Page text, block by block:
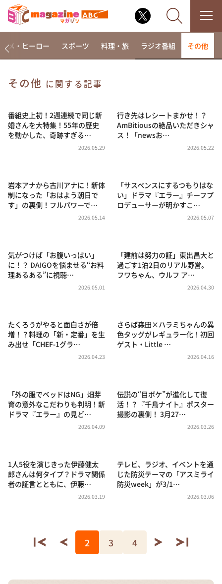
相席食堂
これ余談なんですけど・・・
～人生密着トークバラエティ！～ やすとものいたっ
news おかえり
河合＆A.B.C-Z塚田×福井アナ「なんでやねん！？」
（news おかえり）
朝だ！生です旅サラダ
教えて！ニュースライブ 正義のミカタ
ポツンと一軒家
ザキ山小屋本館
メ・ヒーロー スポーツ 料理・旅 ラジオ番組 その他
その他 に関する記事
番組史上初！2週連続で同じ新
婚さんを大特集！55年の歴史
を動かした、奇跡すぎる…
2026.05.29
行き先はレシートまかせ！？
AmBitiousの絶品いただきシャ
ス！「newsお…
2026.05.22
岩本アナから古川アナに！新体
制になった「おはよう朝日で
す」の裏側！フルパワーで…
2026.05.14
「サスペンスにするつもりはな
い」ドラマ『エラー』チーフプ
ロデューサーが明かすこ…
2026.05.07
気がつけば「お腹いっぱい」
に！？ DAIGOを悩ませる“お料
理あるある”に視聴…
2026.05.01
「建前は努力の証」東出昌大と
過ごす1泊2日のリアル野営。
フワちゃん、ウルフ ア…
2026.04.30
たくろうがやると面白さが倍
増！？料理の「新・定番」を生
み出せ「CHEF-1グラ…
2026.04.23
さらば森田×ハラミちゃんの異
色タッグがレギュラー化！初回
ゲスト・Little …
2026.04.16
「外の服でベッドはNG」畑芽
育の意外なこだわりも判明！新
ドラマ『エラー』の見ど…
2026.04.09
伝説の“目ボケ”が進化して復
活！？『千鳥ナイト』ポスター
撮影の裏側！ 3月27…
2026.03.26
1人5役を演じきった伊藤健太
郎さんは何タイプ？ドラマ関係
者の証言とともに、伊藤…
2026.03.19
テレビ、ラジオ、イベントを通
じた防災テーマの「アスミライ
防災week」が3/1…
2026.03.06
2 3 4